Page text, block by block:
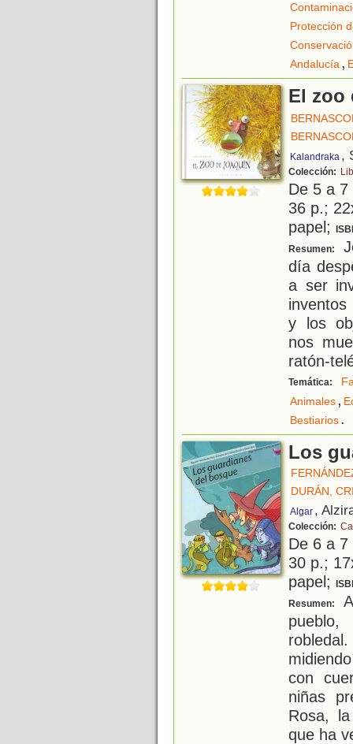
Protección
Andalucía ,
El zoo
Kalandraka ,
Colección:
De 5 a
36 p.;
papel;
Resumen:
día
a ser
y los
nos
ratón-
Temática:
Animales,
Bestiarios.
Los
DURÁN,
Algar ,
Colección:
De 6 a
30 p.;
papel;
Resumen:
con
niñas
Rosa,
que ha